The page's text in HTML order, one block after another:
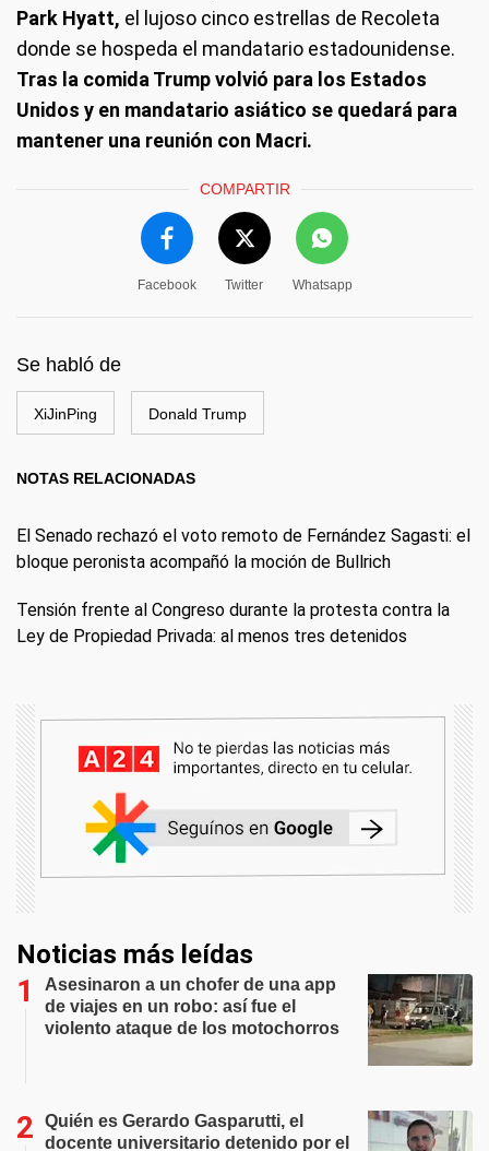
Park Hyatt, el lujoso cinco estrellas de Recoleta
donde se hospeda el mandatario estadounidense.
Tras la comida Trump volvió para los Estados
Unidos y en mandatario asiático se quedará para
mantener una reunión con Macri.
COMPARTIR
Facebook Twitter Whatsapp
Se habló de
XiJinPing Donald Trump
NOTAS RELACIONADAS
El Senado rechazó el voto remoto de Fernández Sagasti: el
bloque peronista acompañó la moción de Bullrich
Tensión frente al Congreso durante la protesta contra la
Ley de Propiedad Privada: al menos tres detenidos
Noticias más leídas
Asesinaron a un chofer de una app
de viajes en un robo: así fue el
violento ataque de los motochorros
Quién es Gerardo Gasparutti, el
docente universitario detenido por el